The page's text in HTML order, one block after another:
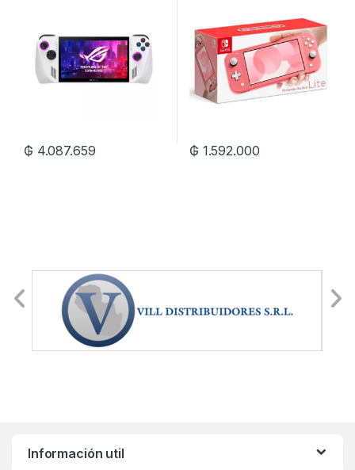
₲ 4.087.659 ₲ 1.592.000
Información util